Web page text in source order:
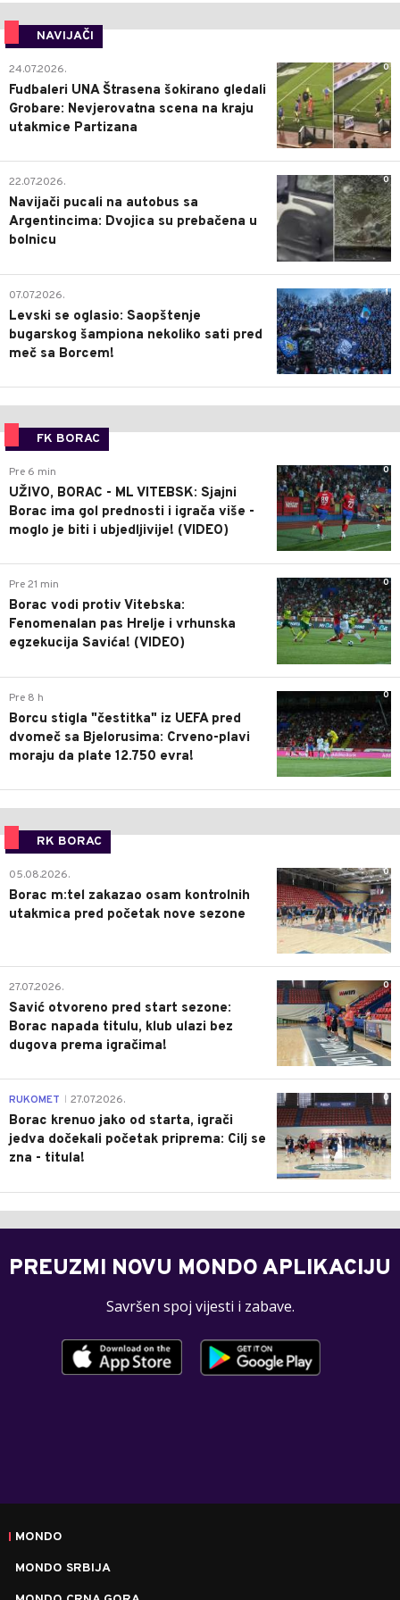
NAVIJAČI
0
24.07.2026.
Fudbaleri UNA Štrasena šokirano gledali
Grobare: Nevjerovatna scena na kraju
utakmice Partizana
0
22.07.2026.
Navijači pucali na autobus sa
Argentincima: Dvojica su prebačena u
bolnicu
1
07.07.2026.
Levski se oglasio: Saopštenje
bugarskog šampiona nekoliko sati pred
meč sa Borcem!
FK BORAC
0
Pre 6 min
UŽIVO, BORAC - ML VITEBSK: Sjajni
Borac ima gol prednosti i igrača više -
moglo je biti i ubjedljivije! (VIDEO)
0
Pre 21 min
Borac vodi protiv Vitebska:
Fenomenalan pas Hrelje i vrhunska
egzekucija Savića! (VIDEO)
0
Pre 8 h
Borcu stigla "čestitka" iz UEFA pred
dvomeč sa Bjelorusima: Crveno-plavi
moraju da plate 12.750 evra!
RK BORAC
0
05.08.2026.
Borac m:tel zakazao osam kontrolnih
utakmica pred početak nove sezone
0
27.07.2026.
Savić otvoreno pred start sezone:
Borac napada titulu, klub ulazi bez
dugova prema igračima!
0
RUKOMET 27.07.2026.
Borac krenuo jako od starta, igrači
jedva dočekali početak priprema: Cilj se
zna - titula!
PREUZMI NOVU MONDO APLIKACIJU
Savršen spoj vijesti i zabave.
MONDO
MONDO SRBIJA